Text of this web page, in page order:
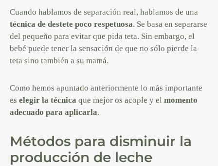
Cuando hablamos de separación real, hablamos de una
técnica de destete poco respetuosa. Se basa en separarse
del pequeño para evitar que pida teta. Sin embargo, el
bebé puede tener la sensación de que no sólo pierde la
teta sino también a su mamá.
Como hemos apuntado anteriormente lo más importante
es elegir la técnica que mejor os acople y el momento
adecuado para aplicarla.
Métodos para disminuir la
producción de leche